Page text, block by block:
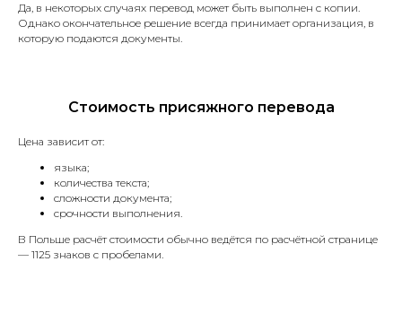
Да, в некоторых случаях перевод может быть выполнен с копии.
Однако окончательное решение всегда принимает организация, в
которую подаются документы.
Стоимость присяжного перевода
Цена зависит от:
языка;
количества текста;
сложности документа;
срочности выполнения.
В Польше расчёт стоимости обычно ведётся по расчётной странице
— 1125 знаков с пробелами.
Нажимая на кнопку «Отправить», я соглашаюсь